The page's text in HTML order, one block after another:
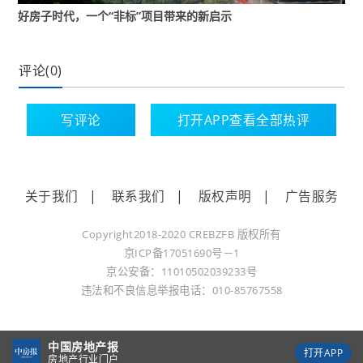
能够自行调节温度和湿度、净化空气、隔音降
噪，为业主建造衡温、衡湿、衡氧、衡静、衡净
全生命周期推行智能建造
中国金茂一直以“科技住宅”为核心产品力，持续进
和客户的广泛赞誉。
作为华中地区首个金茂府3.0项目，湘江金茂府项
目的创新点还在于从“房子”延展到了“社区”。
这里不仅仅是一个有科技含量、带智能系统的科
定街区配套及对应定制化圈层服务和金管家物业
好房子时代，一个“非标”项目带来的新启示
评论(0)
写评论 打开APP查看全部热评
关于我们 | 联系我们 | 版权声明 | 广告服务
Copyright2018-2020 CREBZFB 版权所有
京ICP备17051690号－1
京公安备：11010502039233号
违法和不良信息举报电话：010-85767558
中国房地产报
房地产行业门户 打开APP